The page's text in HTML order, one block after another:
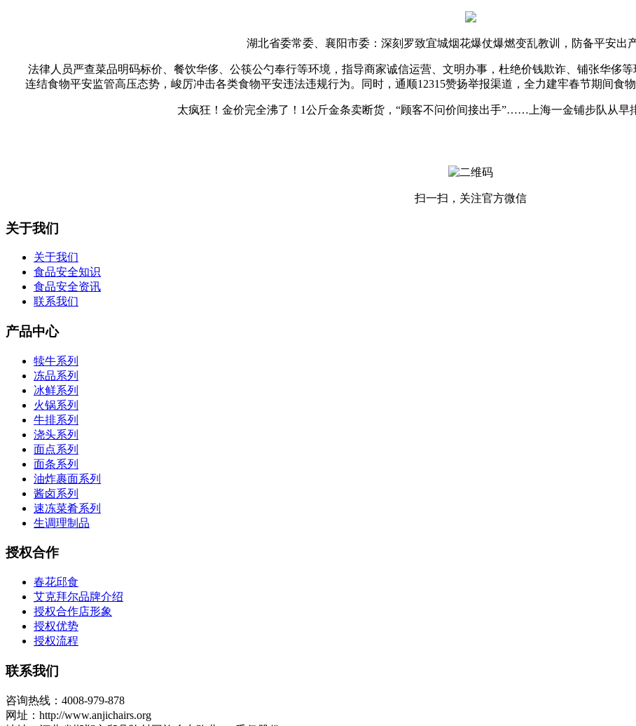
湖北省委常委、襄阳市委：深刻罗致宜城烟花爆仗爆燃变乱教训，防备平安出产
法律人员严查菜品明码标价、餐饮华侈、公筷公勺奉行等环境，指导商家诚信运营、文明办事，杜绝价钱欺诈、铺张华侈
连结食物平安监管高压态势，峻厉冲击各类食物平安违法违规行为。同时，通顺12315赞扬举报渠道，全力建牢春节期间食
太疯狂！金价完全沸了！1公斤金条卖断货，“顾客不问价间接出手”……上海一金铺步队从早
扫一扫，关注官方微信
关于我们
关于我们
食品安全知识
食品安全资讯
联系我们
产品中心
犊牛系列
冻品系列
冰鲜系列
火锅系列
牛排系列
浇头系列
面点系列
面条系列
油炸裹面系列
酱卤系列
速冻菜肴系列
生调理制品
授权合作
春花邱食
艾克拜尔品牌介绍
授权合作店形象
授权优势
授权流程
联系我们
咨询热线：4008-979-878
网址：http://www.anjichairs.org